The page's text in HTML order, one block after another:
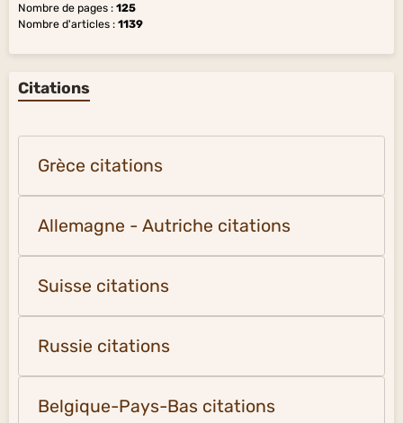
Nombre de pages : 125
Nombre d'articles : 1139
Citations
Grèce citations
Allemagne - Autriche citations
Suisse citations
Russie citations
Belgique-Pays-Bas citations